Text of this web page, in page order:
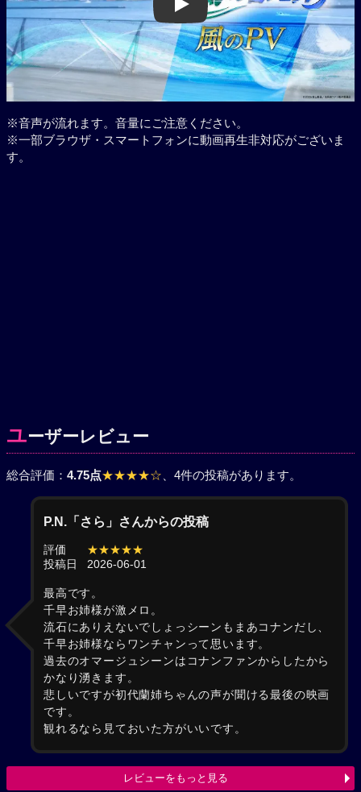
Play
※音声が流れます。音量にご注意ください。
※一部ブラウザ・スマートフォンに動画再生非対応がございま
す。
ユーザーレビュー
総合評価： 4.75点★★★★☆ 、4件の投稿があります。
P.N.「さら」さんからの投稿
評価
★★★★★
投稿日
2026-06-01
最高です。
千早お姉様が激メロ。
流石にありえないでしょっシーンもまあコナンだし、
千早お姉様ならワンチャンって思います。
過去のオマージュシーンはコナンファンからしたから
かなり湧きます。
悲しいですが初代蘭姉ちゃんの声が聞ける最後の映画
です。
観れるなら見ておいた方がいいです。
レビューをもっと見る